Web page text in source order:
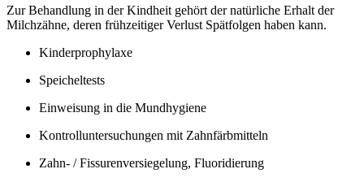
Zur Behandlung in der Kindheit gehört der natürliche Erhalt der
Milchzähne, deren frühzeitiger Verlust Spätfolgen haben kann.
Kinderprophylaxe
Speicheltests
Einweisung in die Mundhygiene
Kontrolluntersuchungen mit Zahnfärbmitteln
Zahn- / Fissurenversiegelung, Fluoridierung